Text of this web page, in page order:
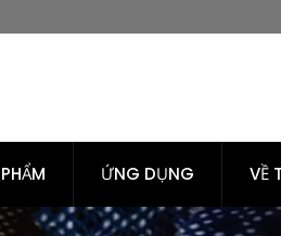
ỨNG DỤNG VỀ